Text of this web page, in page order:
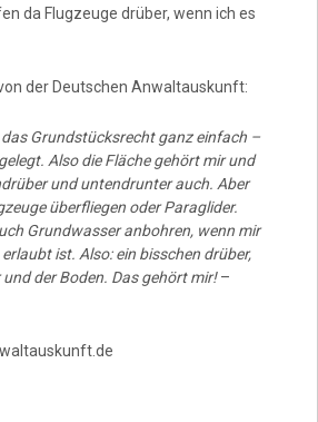
da Flugzeuge drüber, wenn ich es
der Deutschen Anwaltauskunft:
Grundstücksrecht ganz einfach –
Also die Fläche gehört mir und
und untendrunter auch. Aber
überfliegen oder Paraglider.
Grundwasser anbohren, wenn mir
ist. Also: ein bisschen drüber,
der Boden. Das gehört mir!–